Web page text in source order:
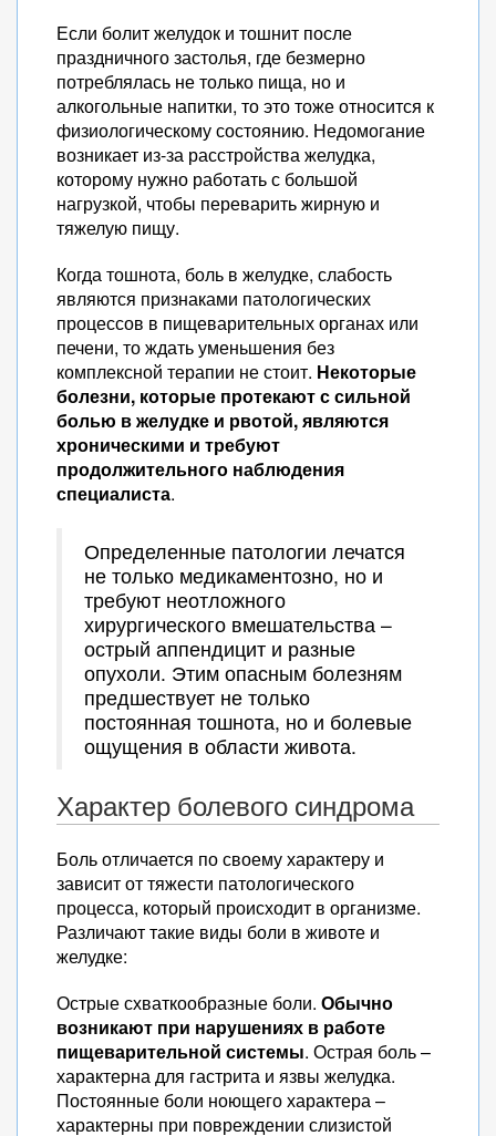
Если болит желудок и тошнит после
праздничного застолья, где безмерно
потреблялась не только пища, но и
алкогольные напитки, то это тоже относится к
физиологическому состоянию. Недомогание
возникает из-за расстройства желудка,
которому нужно работать с большой
нагрузкой, чтобы переварить жирную и
тяжелую пищу.
Когда тошнота, боль в желудке, слабость
являются признаками патологических
процессов в пищеварительных органах или
печени, то ждать уменьшения без
комплексной терапии не стоит. Некоторые
болезни, которые протекают с сильной
болью в желудке и рвотой, являются
хроническими и требуют
продолжительного наблюдения
специалиста.
Определенные патологии лечатся
не только медикаментозно, но и
требуют неотложного
хирургического вмешательства –
острый аппендицит и разные
опухоли. Этим опасным болезням
предшествует не только
постоянная тошнота, но и болевые
ощущения в области живота.
Характер болевого синдрома
Боль отличается по своему характеру и
зависит от тяжести патологического
процесса, который происходит в организме.
Различают такие виды боли в животе и
желудке:
Острые схваткообразные боли. Обычно
возникают при нарушениях в работе
пищеварительной системы. Острая боль –
характерна для гастрита и язвы желудка.
Постоянные боли ноющего характера –
характерны при повреждении слизистой